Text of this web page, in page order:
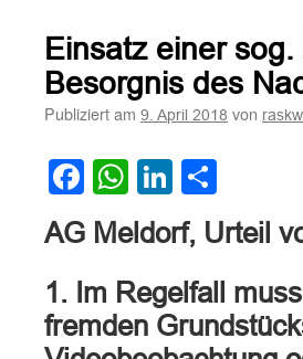
Einsatz einer
Besorgnis des
Publiziert am 9. April 2018 von
Facebook
WhatsApp
LinkedIn
AG Meldorf, Urteil
1. Im Regelfall
fremden